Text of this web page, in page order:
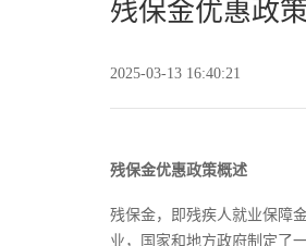
残保金优惠政
2025-03-13 16:40:21
残保金优惠政策概述
残保金，即残疾人就业保障
业，国家和地方政府制定了